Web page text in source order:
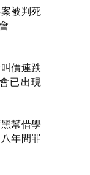
被判死
價連跌
已出現
幫借學
年間罪